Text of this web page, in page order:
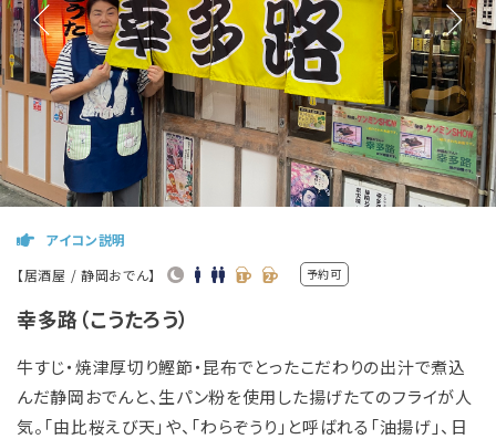
【居酒屋 / 静岡おでん】 予約可
アイコン説明
幸多路（こうたろう）
牛すじ・焼津厚切り鰹節・昆布でとったこだわりの出汁で煮込
んだ静岡おでんと、生パン粉を使用した揚げたてのフライが人
気。「由比桜えび天」や、「わらぞうり」と呼ばれる「油揚げ」、日